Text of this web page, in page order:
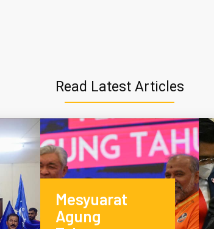
Read Latest Articles
Mesyuarat
Agung